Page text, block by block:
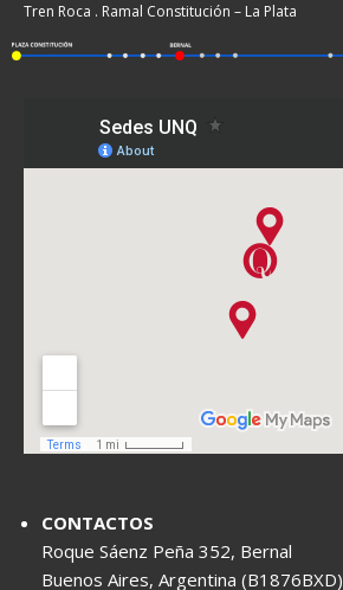
Tren Roca . Ramal Constitución – La Plata
CONTACTOS
Roque Sáenz Peña 352, Bernal
Buenos Aires, Argentina (B1876BXD)